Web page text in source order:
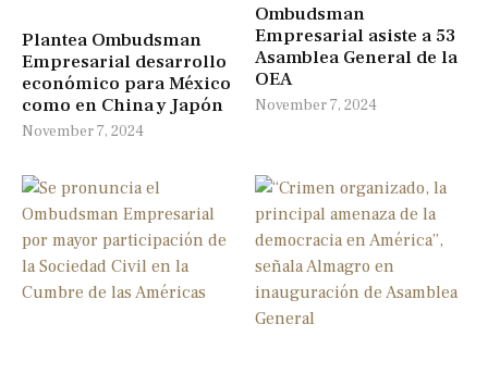
Plantea Ombudsman
Empresarial desarrollo
económico para México
como en China y Japón
November 7, 2024
Ombudsman
Empresarial asiste a 53
Asamblea General de la
OEA
November 7, 2024